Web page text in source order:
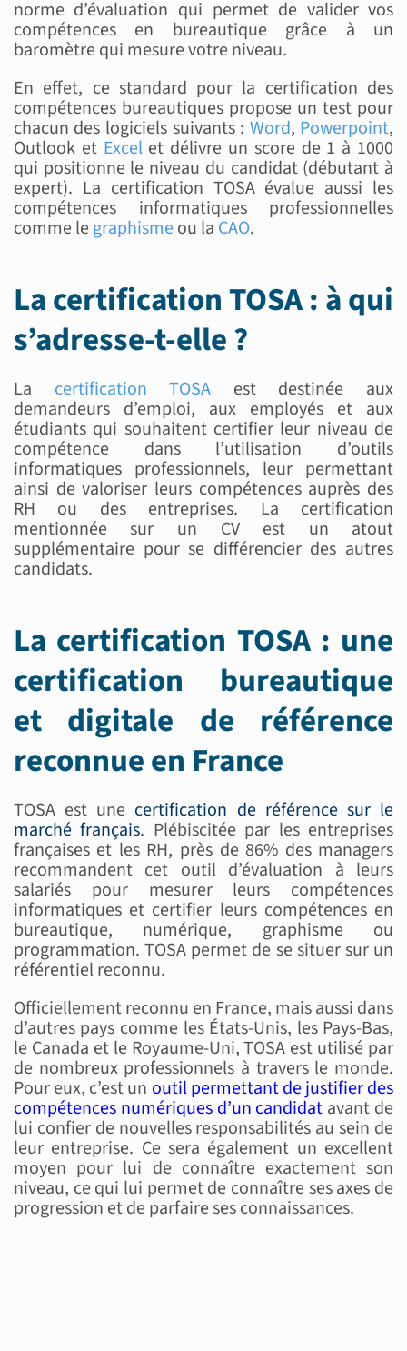
norme d’évaluation qui permet de valider vos
compétences en bureautique grâce à un
baromètre qui mesure votre niveau.
En effet, ce standard pour la certification des
compétences bureautiques propose un test pour
chacun des logiciels suivants : Word, Powerpoint,
Outlook etExcelet délivre un score de 1 à 1000
qui positionne le niveau du candidat (débutant à
expert). La certification TOSA évalue aussi les
compétences informatiques professionnelles
comme legraphismeou la CAO.
La certification TOSA : à qui
s’adresse-t-elle ?
La certification TOSA est destinée aux
demandeurs d’emploi, aux employés et aux
étudiants qui souhaitent certifier leur niveau de
compétence dans l’utilisation d’outils
informatiques professionnels, leur permettant
ainsi de valoriser leurs compétences auprès des
RH ou des entreprises. La certification
mentionnée sur un CV est un atout
supplémentaire pour se différencier des autres
candidats.
La certification TOSA : une
certification bureautique
et digitale de référence
reconnue en France
TOSA est une certification de référence sur le
marché français. Plébiscitée par les entreprises
françaises et les RH, près de 86% des managers
recommandent cet outil d’évaluation à leurs
salariés pour mesurer leurs compétences
informatiques et certifier leurs compétences en
bureautique, numérique, graphisme ou
programmation. TOSA permet de se situer sur un
référentiel reconnu.
Officiellement reconnu en France, mais aussi dans
d’autres pays comme les États-Unis, les Pays-Bas,
le Canada et le Royaume-Uni, TOSA est utilisé par
de nombreux professionnels à travers le monde.
Pour eux, c’est un outil permettant de justifier des
compétences numériques d’un candidat avant de
lui confier de nouvelles responsabilités au sein de
leur entreprise. Ce sera également un excellent
moyen pour lui de connaître exactement son
niveau, ce qui lui permet de connaître ses axes de
progression et de parfaire ses connaissances.